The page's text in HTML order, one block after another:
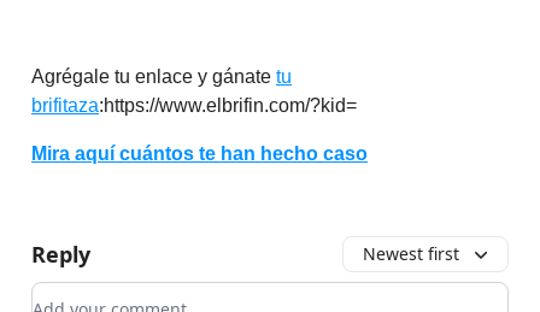
Agrégale tu enlace y gánate tu
brifitaza:https://www.elbrifin.com/?kid=
Mira aquí cuántos te han hecho caso
Reply Newest first
Add your comment